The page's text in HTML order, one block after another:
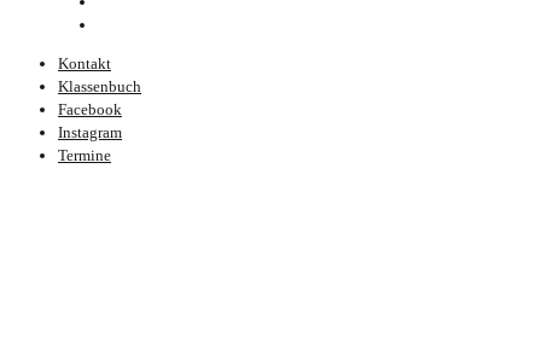
Kontakt
Klassenbuch
Facebook
Instagram
Termine